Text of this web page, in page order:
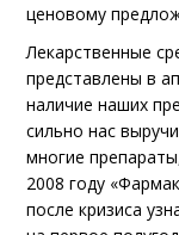
ценовому
Лекарственные
представлены в
наличие наших
сильно нас
многие
2008 году
после кризиса